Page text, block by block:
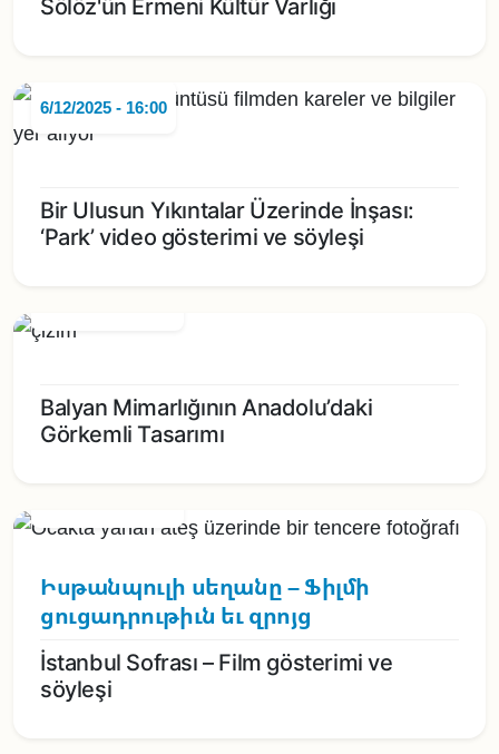
Sölöz'ün Ermeni Kültür Varlığı
6/12/2025 - 16:00
Bir Ulusun Yıkıntalar Üzerinde İnşası:
‘Park’ video gösterimi ve söyleşi
Balyan Mimarlığının Anadolu’daki
Görkemli Tasarımı
Իսթանպուլի սեղանը – Ֆիլմի
ցուցադրութիւն եւ զրոյց
İstanbul Sofrası – Film gösterimi ve
söyleşi